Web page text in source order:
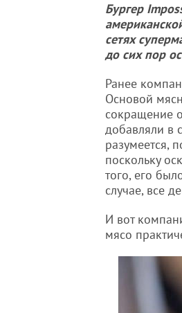
Бургер
сетях
до сих пор
Ранее
Основой
сокращение
добавляли в
разумеется,
поскольку
того, его
случае, все
И вот
мясо